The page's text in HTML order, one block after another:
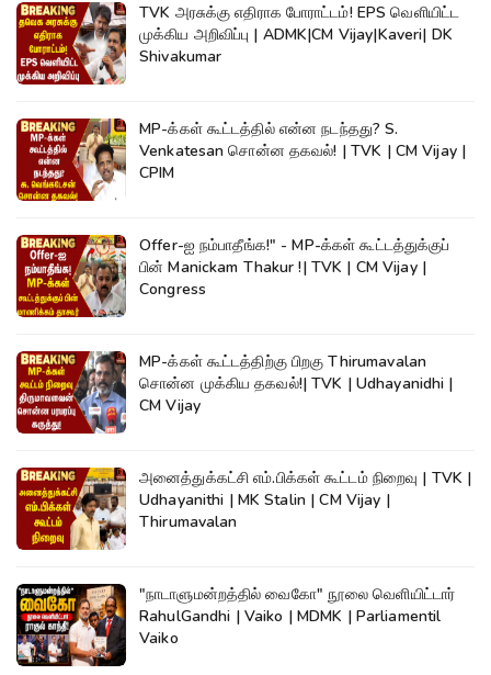
TVK அரசுக்கு எதிராக போராட்டம்! EPS வெளியிட்ட
முக்கிய அறிவிப்பு | ADMK|CM Vijay|Kaveri| DK
Shivakumar
MP-க்கள் கூட்டத்தில் என்ன நடந்தது? S.
Venkatesan சொன்ன தகவல்! | TVK | CM Vijay |
CPIM
Offer-ஐ நம்பாதீங்க!" - MP-க்கள் கூட்டத்துக்குப்
பின் Manickam Thakur !| TVK | CM Vijay |
Congress
MP-க்கள் கூட்டத்திற்கு பிறகு Thirumavalan
சொன்ன முக்கிய தகவல்!| TVK | Udhayanidhi |
CM Vijay
அனைத்துக்கட்சி எம்.பிக்கள் கூட்டம் நிறைவு | TVK |
Udhayanithi | MK Stalin | CM Vijay |
Thirumavalan
"நாடாளுமன்றத்தில் வைகோ" நூலை வெளியிட்டார்
RahulGandhi | Vaiko | MDMK | Parliamentil
Vaiko